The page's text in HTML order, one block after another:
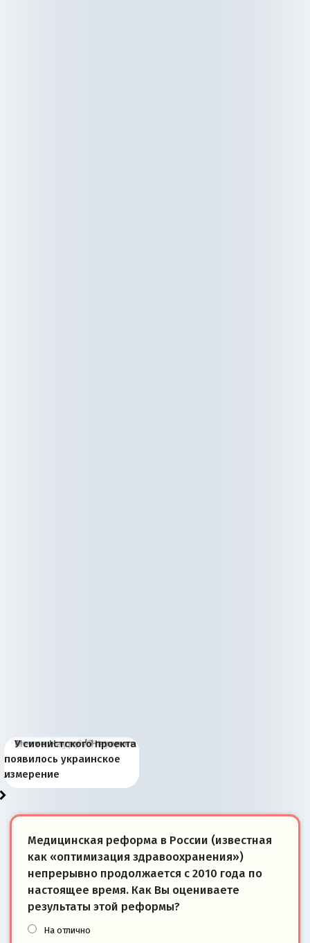
Киевская марионетка
Запада рассказала о
«переобувании» хозяев
В России назрели
перемены: 15 шагов к
суверенной экономике
Миграционный пожар
Европы
Россия начинает
сбрасывать балласт
Анкориджа
Россия зимой 1904
года: первые уступки во
внутренней политике
Русская нация вчера и
сегодня
Почему правый крах в
Варшаве не поможет её
отношениям с Россией?
Место Науру / Науэро в
современной истории
Южной Осетии
У сионистского проекта
появилось украинское
измерение
Медицинская реформа в России (известная
как «оптимизация здравоохранения»)
непрерывно продолжается с 2010 года по
настоящее время. Как Вы оцениваете
результаты этой реформы?
На отлично